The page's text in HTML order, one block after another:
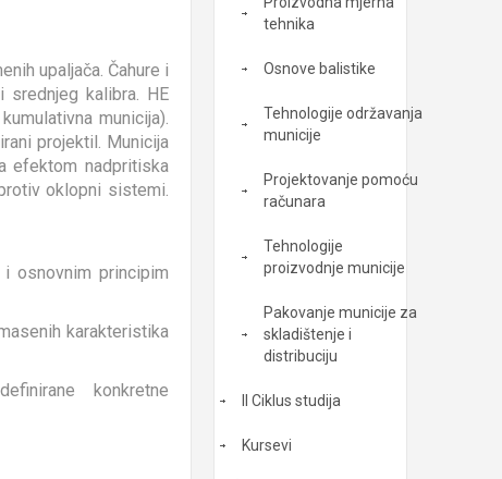
upaljača. Čahure i
kalibra. HE
municija).
projektil. Municija
efektom nadpritiska
oklopni sistemi.
osnovnim principim
karakteristika
konkretne
tehnika
Osnove balistike
Tehnologije održavanja
municije
Projektovanje pomoću
računara
Tehnologije
proizvodnje municije
Pakovanje municije za
skladištenje i
distribuciju
II Ciklus studija
Kursevi